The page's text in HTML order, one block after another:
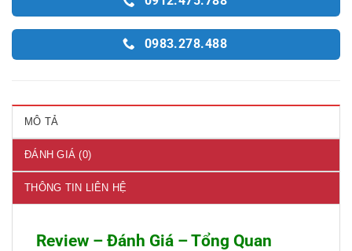
0983.278.488
MÔ TẢ
ĐÁNH GIÁ (0)
THÔNG TIN LIÊN HỆ
Review – Đánh Giá – Tổng Quan